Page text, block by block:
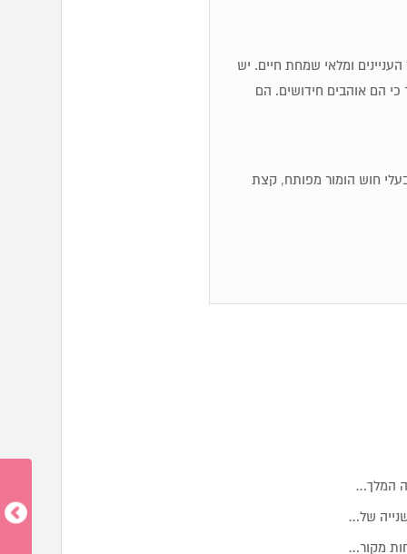
העניינים ומלאי שמחת חיים. יש
כי הם אוהבים חידושים. הם
בעלי חוש הומור מפותח, קצת
המלך…
של…
מקור…